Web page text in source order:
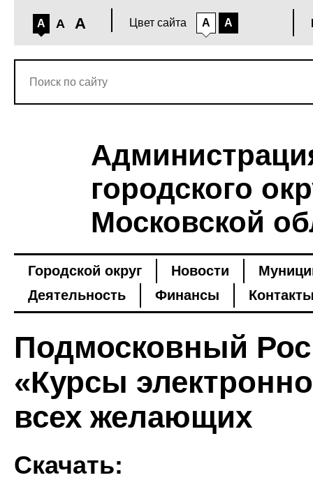
A A A Цвет сайта A A
городского
Московской
Городской округ Новости
Деятельность
Финансы
Подмосковный
«Курсы
всех желающих
Скачать: